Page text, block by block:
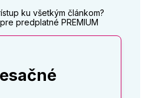
ku všetkým článkom?
predplatné PREMIUM